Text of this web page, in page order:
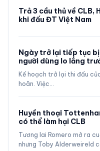
Trả 3 cầu thủ về CLB,
khi đấu ĐT Việt Nam
Ngày trở lại tiếp tục
người dùng lo lắng
Kế hoạch trở lại thi đấu
hoãn. Việc…
Huyền thoại
có thể làm hại CLB
Tương lai Romero mở ra
nhưng Toby Alderweireld